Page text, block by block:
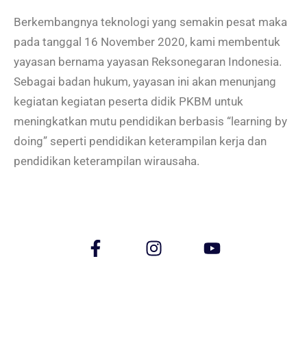
Berkembangnya teknologi yang semakin pesat maka
pada tanggal 16 November 2020, kami membentuk
yayasan bernama yayasan Reksonegaran Indonesia.
Sebagai badan hukum, yayasan ini akan menunjang
kegiatan kegiatan peserta didik PKBM untuk
meningkatkan mutu pendidikan berbasis “learning by
doing” seperti pendidikan keterampilan kerja dan
pendidikan keterampilan wirausaha.